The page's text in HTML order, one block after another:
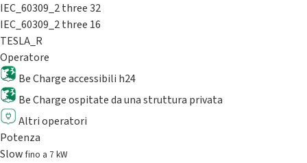
IEC_60309_2 three 32
IEC_60309_2 three 16
TESLA_R
Operatore
Be Charge accessibili h24
Be Charge ospitate da una struttura privata
Altri operatori
Potenza
Slowfino a 7 kW